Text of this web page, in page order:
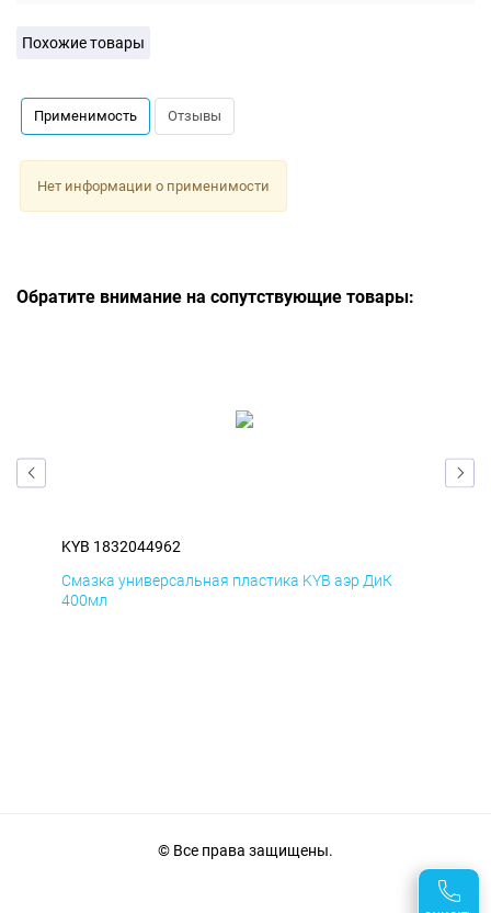
Похожие товары
Применимость Отзывы
Нет информации о применимости
Обратите внимание на сопутствующие товары:
KYB 1832044962
Смазка универсальная пластика KYB аэр ДиК
400мл
© Все права защищены.